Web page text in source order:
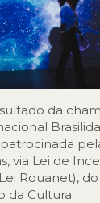
da
via Lei de
Rouanet), do
da Cultura